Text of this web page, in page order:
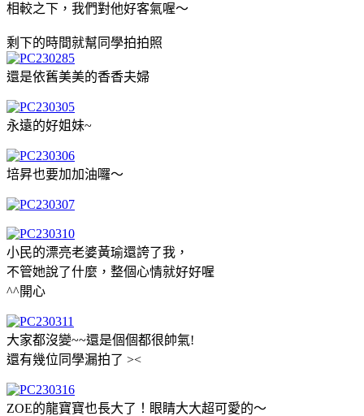
相較之下，我們對他好客氣喔～
剩下的時間就幫同學拍拍照
還是依舊美美的香香夫婦
永遠的好姐妹~
培昇也要加加油囉～
小民的漂亮老婆黃瑜還誇了我，
不管她說了什麼，整個心情就好好喔
^^開心
大家都沒變~~還是個個都很帥氣!
還有幾位同學漏拍了 ><
ZOE的龍寶寶也長大了！眼睛大大超可愛的～